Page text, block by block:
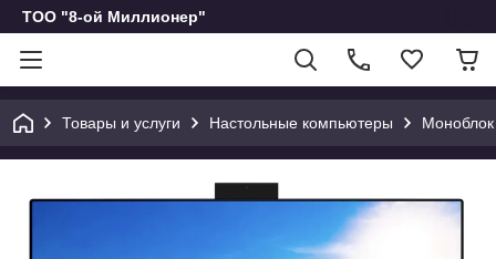
ТОО "8-ой Миллионер"
Товары и услуги Настольные компьютеры